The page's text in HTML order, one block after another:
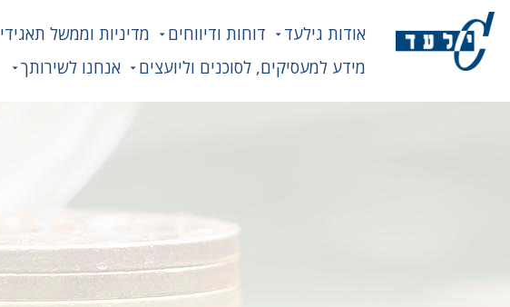
אודות גילעד דוחות ודיווחים מדיניות וממשל תאגידי
מידע למעסיקים, לסוכנים וליועצים
אנחנו לשירותך